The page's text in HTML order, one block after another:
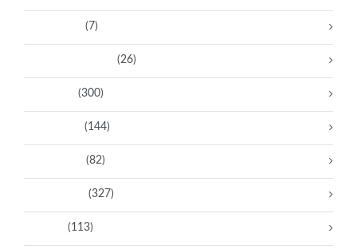
(7)
(26)
(300)
(144)
(82)
(327)
(113)